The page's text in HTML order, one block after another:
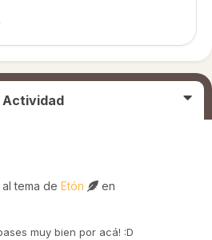
Actividad
tema de Etón en
muy bien por acá! :D